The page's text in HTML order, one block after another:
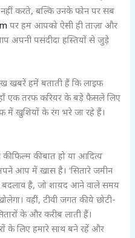
करते, बल्कि उनके फोन पर सब
पर हम आपको ऐसी ही ताज़ा और
अपनी पसंदीदा हस्तियों से जुड़े
खबरें हमें बताती हैं कि लाइफ
एक तरफ करियर के बड़े फैसले लिए
में खुशियों के रंग भरे जा रहे हैं।
फिल्म की बात हो या आदित्य
आप में खास है। ‘सितारे जमीन
है, जो शायद आने वाले समय
वहीं, टीवी जगत की ये छोटी-
के और करीब लाती हैं।
के लिए हमारे साथ बने रहें और